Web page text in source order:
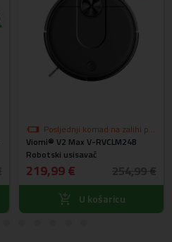
Posljednji komad na zalihi po
akcijskoj cijeni
Viomi® V2 Max V-RVCLM24B
Robotski usisavač
219,99 €
U košaricu